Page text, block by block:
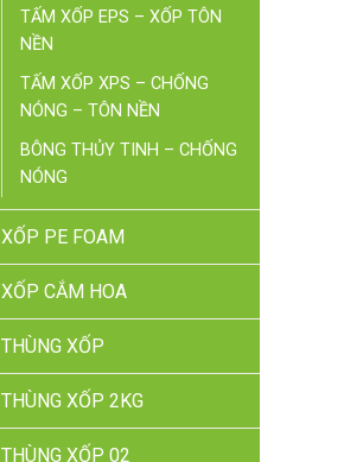
TẤM XỐP EPS – XỐP TÔN
NỀN
TẤM XỐP XPS – CHỐNG
NÓNG – TÔN NỀN
BÔNG THỦY TINH – CHỐNG
NÓNG
XỐP PE FOAM
XỐP CẮM HOA
THÙNG XỐP
THÙNG XỐP 2KG
THÙNG XỐP 02